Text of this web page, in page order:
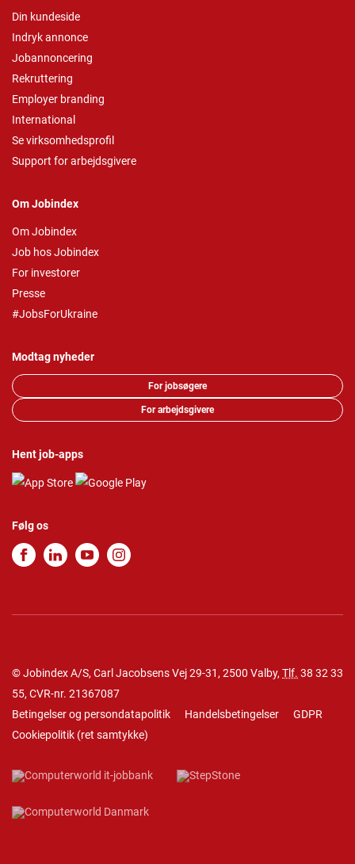
Din kundeside
Indryk annonce
Jobannoncering
Rekruttering
Employer branding
International
Se virksomhedsprofil
Support for arbejdsgivere
Om Jobindex
Om Jobindex
Job hos Jobindex
For investorer
Presse
#JobsForUkraine
Modtag nyheder
For jobsøgere
For arbejdsgivere
Hent job-apps
Følg os
© Jobindex A/S, Carl Jacobsens Vej 29-31, 2500 Valby, Tlf. 38 32 33
55, CVR-nr. 21367087
Betingelser og persondatapolitik
Handelsbetingelser
GDPR
Cookiepolitik (ret samtykke)